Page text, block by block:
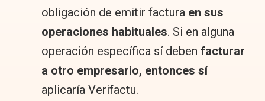
obligación de emitir factura en sus
operaciones habituales. Si en alguna
operación específica sí deben facturar
a otro empresario, entonces sí
aplicaría Verifactu.